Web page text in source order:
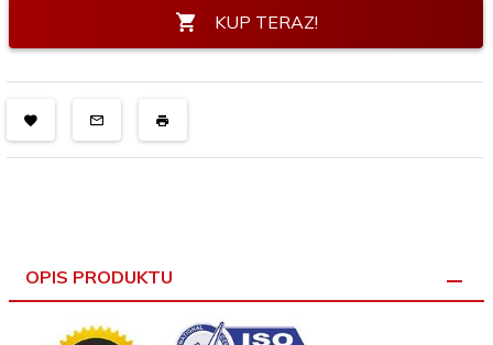
KUP TERAZ!
OPIS PRODUKTU